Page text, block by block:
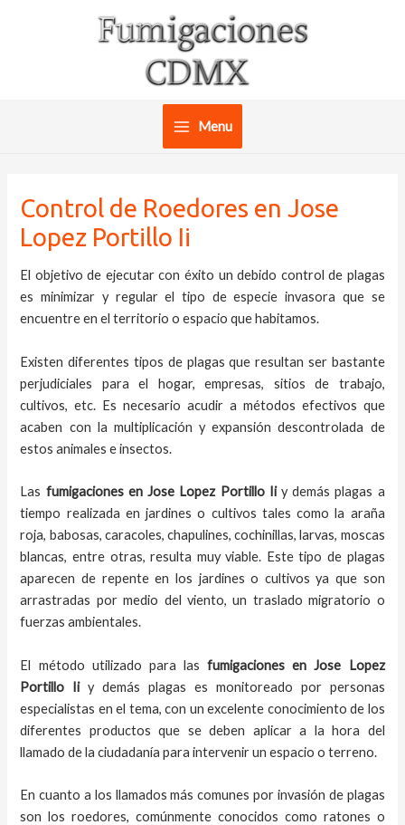
Main
Menu
Control de Roedores en Jose
Lopez Portillo Ii
El objetivo de ejecutar con éxito un debido control de plagas
es minimizar y regular el tipo de especie invasora que se
encuentre en el territorio o espacio que habitamos.
Existen diferentes tipos de plagas que resultan ser bastante
perjudiciales para el hogar, empresas, sitios de trabajo,
cultivos, etc. Es necesario acudir a métodos efectivos que
acaben con la multiplicación y expansión descontrolada de
estos animales e insectos.
Las fumigaciones enJose Lopez Portillo Ii y demás plagas a
tiempo realizada en jardines o cultivos tales como la araña
roja, babosas, caracoles, chapulines, cochinillas, larvas, moscas
blancas, entre otras, resulta muy viable. Este tipo de plagas
aparecen de repente en los jardines o cultivos ya que son
arrastradas por medio del viento, un traslado migratorio o
fuerzas ambientales.
El método utilizado para las fumigaciones en Jose Lopez
Portillo Iiy demás plagas es monitoreado por personas
especialistas en el tema, con un excelente conocimiento de los
diferentes productos que se deben aplicar a la hora del
llamado de la ciudadanía para intervenir un espacio o terreno.
En cuanto a los llamados más comunes por invasión de plagas
son los roedores, comúnmente conocidos como ratones o